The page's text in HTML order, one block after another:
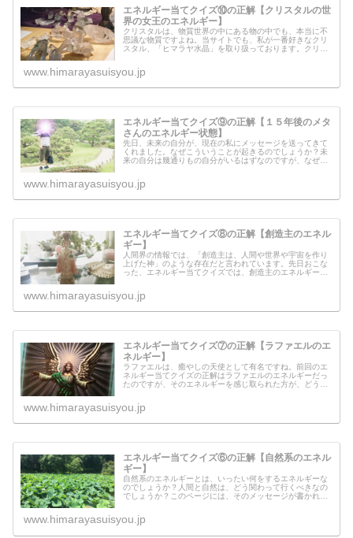
エネルギー当てクイズ⑩の正解【クリスタルの世
界の女王のエネルギー】
クリスタルは、物質世界の中にある物の中でも、本当に不
思議な物質ですよね。当サイトでも、私が一番好きなクリ
スタル、「ヒマラヤ水晶」を取り扱っております。クリス
クリスタルの世界に住んでいる女王...
www.himarayasuisyou.jp
エネルギー当てクイズ⑨の正解【１５年後のメタ
さんのエネルギー状態】
先日、未来の自分が、現在の私にメッセージを送ってきて
くれました。なぜこういうことが起きるのでしょうか？未
来の自分は幾通りもの自分がいるはずなのですが、なぜ限
んでいる方向の未来の自分との繋が...
www.himarayasuisyou.jp
エネルギー当てクイズ⑧の正解【創造主のエネル
ギー】
人間界の情報では、「創造主は、人間や世界や宇宙を作り
上げた神」のような存在だと言われています。先日おこな
った、エネルギー当てクイズでは、創造主のエネルギーを
す人なのでしょうか？人間界に落ち...
www.himarayasuisyou.jp
エネルギー当てクイズ⑦の正解【ラファエルのエ
ネルギー】
ラファエルは、癒やしの天使として有名ですね。前回のエ
ネルギー当てクイズの正解はラファエルのエネルギーだっ
たのですが、そのエネルギーを感じ取られた方が、どうい
のようなエネルギーを感じられたの...
www.himarayasuisyou.jp
エネルギー当てクイズ⑥の正解【自然系のエネル
ギー】
自然系のエネルギーとは、いったい何をするエネルギーな
のでしょうか？人間と自然は、どう関わって行くべきなの
でしょうか？このページには、そのメッセージが書かれて
ますので、もう一度感じてみてくだ...
www.himarayasuisyou.jp